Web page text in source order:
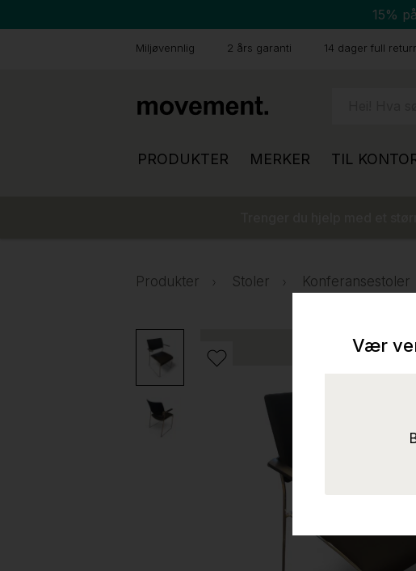
15%
Miljøvennlig 2 års garanti 14 dager full
PRODUKTER MERKER TIL
Produkter Stoler Konferansestoler
Vær